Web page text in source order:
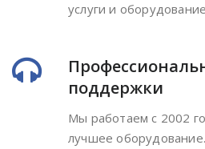
услуги и оборудование
поддержки
Мы работаем с 2002
лучшее